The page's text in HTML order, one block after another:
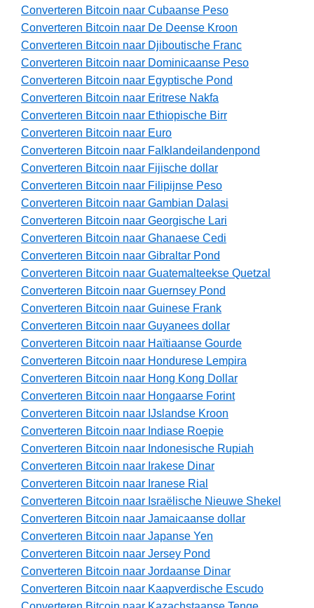
Converteren Bitcoin naar Cubaanse Peso
Converteren Bitcoin naar De Deense Kroon
Converteren Bitcoin naar Djiboutische Franc
Converteren Bitcoin naar Dominicaanse Peso
Converteren Bitcoin naar Egyptische Pond
Converteren Bitcoin naar Eritrese Nakfa
Converteren Bitcoin naar Ethiopische Birr
Converteren Bitcoin naar Euro
Converteren Bitcoin naar Falklandeilandenpond
Converteren Bitcoin naar Fijische dollar
Converteren Bitcoin naar Filipijnse Peso
Converteren Bitcoin naar Gambian Dalasi
Converteren Bitcoin naar Georgische Lari
Converteren Bitcoin naar Ghanaese Cedi
Converteren Bitcoin naar Gibraltar Pond
Converteren Bitcoin naar Guatemalteekse Quetzal
Converteren Bitcoin naar Guernsey Pond
Converteren Bitcoin naar Guinese Frank
Converteren Bitcoin naar Guyanees dollar
Converteren Bitcoin naar Haïtiaanse Gourde
Converteren Bitcoin naar Hondurese Lempira
Converteren Bitcoin naar Hong Kong Dollar
Converteren Bitcoin naar Hongaarse Forint
Converteren Bitcoin naar IJslandse Kroon
Converteren Bitcoin naar Indiase Roepie
Converteren Bitcoin naar Indonesische Rupiah
Converteren Bitcoin naar Irakese Dinar
Converteren Bitcoin naar Iranese Rial
Converteren Bitcoin naar Israëlische Nieuwe Shekel
Converteren Bitcoin naar Jamaicaanse dollar
Converteren Bitcoin naar Japanse Yen
Converteren Bitcoin naar Jersey Pond
Converteren Bitcoin naar Jordaanse Dinar
Converteren Bitcoin naar Kaapverdische Escudo